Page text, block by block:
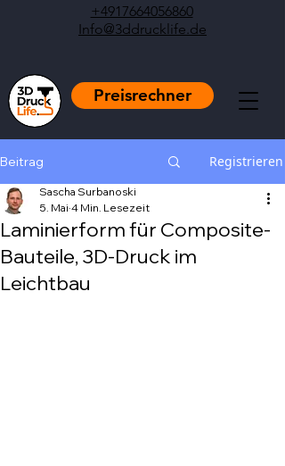
+4917664056860
Info@3ddrucklife.de
Preisrechner
Beitrag Registrieren
Laminierform für Composite-
Bauteile, 3D-Druck im
Leichtbau
Sascha Surbanoski
5. Mai 4 Min. Lesezeit